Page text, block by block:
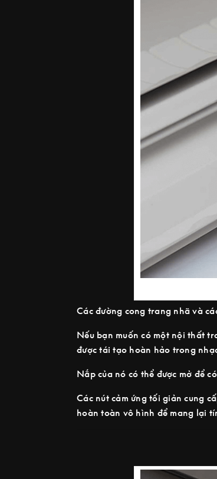
Các đường cong trang nhã và
Nếu bạn muốn có một nội thất
được tái tạo hoàn hảo trong
Nắp của nó có thể được mở để
Các nút cảm ứng tối giản cung
hoàn toàn vô hình để mang lại